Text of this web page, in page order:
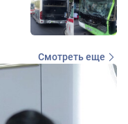
Смотреть еще